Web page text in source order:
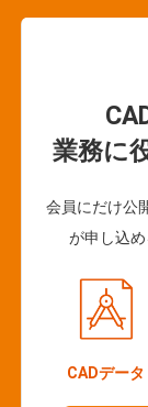
業務に
会員にだけ公
が申し込
CADデータ